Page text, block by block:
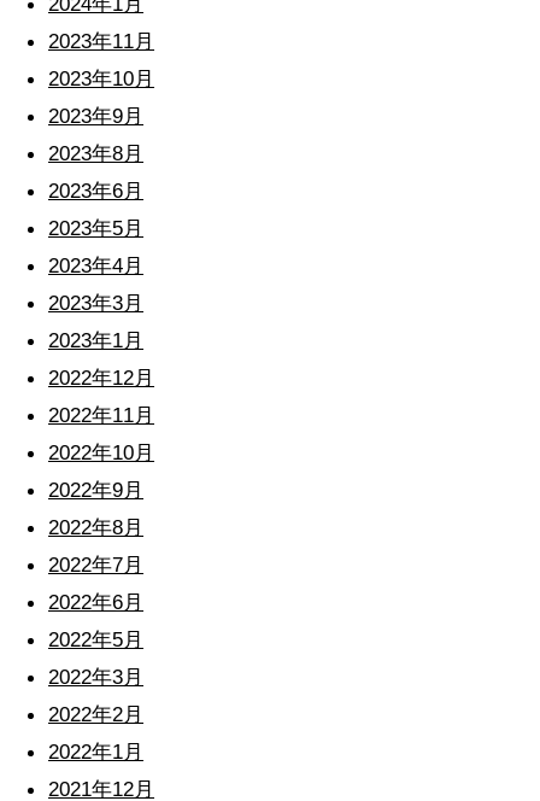
2023年11月
2023年10月
2023年9月
2023年8月
2023年6月
2023年5月
2023年4月
2023年3月
2023年1月
2022年12月
2022年11月
2022年10月
2022年9月
2022年8月
2022年7月
2022年6月
2022年5月
2022年3月
2022年2月
2022年1月
2021年12月